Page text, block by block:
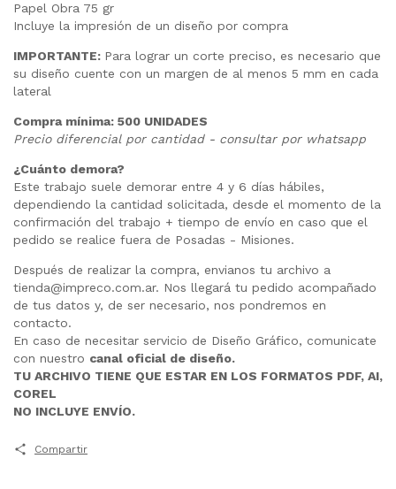
Papel Obra 75 gr
Incluye la impresión de un diseño por compra
IMPORTANTE: Para lograr un corte preciso, es necesario que
su diseño cuente con un margen de al menos 5 mm en cada
lateral
Compra mínima: 500 UNIDADES
Precio diferencial por cantidad - consultar por whatsapp
¿Cuánto demora?
Este trabajo suele demorar entre 4 y 6 días hábiles,
dependiendo la cantidad solicitada, desde el momento de la
confirmación del trabajo + tiempo de envío en caso que el
pedido se realice fuera de Posadas - Misiones.
Después de realizar la compra, envianos tu archivo a
tienda@impreco.com.ar. Nos llegará tu pedido acompañado
de tus datos y, de ser necesario, nos pondremos en
contacto.
En caso de necesitar servicio de Diseño Gráfico, comunicate
con nuestro canal oficial de diseño.
TU ARCHIVO TIENE QUE ESTAR EN LOS FORMATOS PDF, AI,
COREL
NO INCLUYE ENVÍO.
Compartir